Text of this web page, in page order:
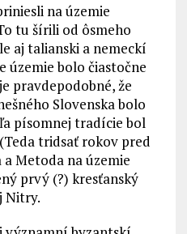
na územie
tu šírili od ôsmeho
aj talianski a nemeckí
územie bolo čiastočne
pravdepodobné, že
Slovenska bolo
písomnej tradície bol
tridsať rokov pred
Metoda na územie
prvý (?) kresťanský
Nitry.